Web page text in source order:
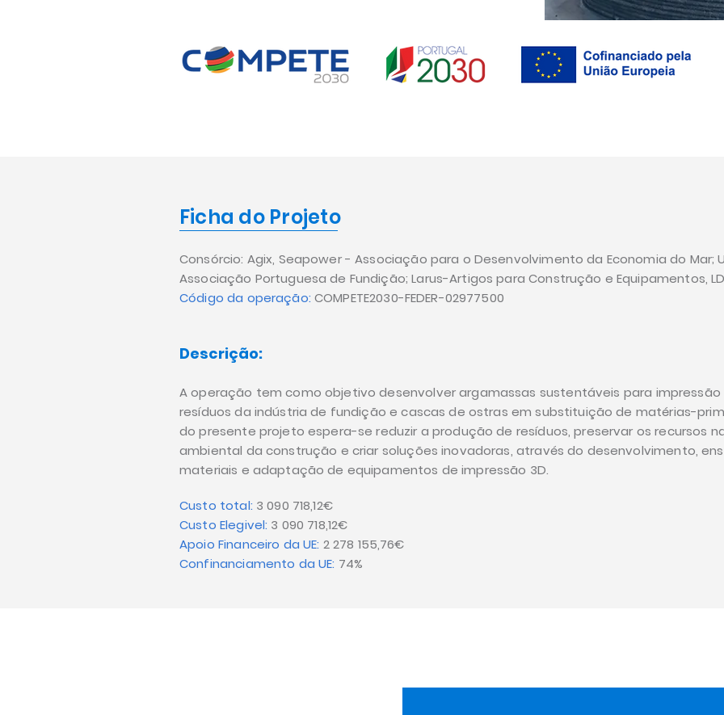
Ficha do Projeto
Consórcio: Agix, Seapower - Associação para o Desenvolvimento da Economia do Mar;
Associação Portuguesa de Fundição; Larus-Artigos para Construção e Equipamentos,
Código da operação: COMPETE2030-FEDER-02977500
Descrição:
A operação tem como objetivo desenvolver argamassas sustentáveis para impressão
resíduos da indústria de fundição e cascas de ostras em substituição de matérias-
do presente projeto espera-se reduzir a produção de resíduos, preservar os recursos
ambiental da construção e criar soluções inovadoras, através do desenvolvimento,
materiais e adaptação de equipamentos de impressão 3D.
Custo total: 3 090 718,12€
Custo Elegivel: 3 090 718,12€
Apoio Financeiro da UE: 2 278 155,76€
Confinanciamento da UE: 74%